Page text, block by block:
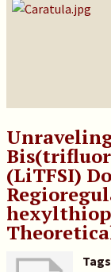
(LiTFSI)